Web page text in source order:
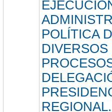
POLÍTICA
DIVERSOS
REGIONAL.